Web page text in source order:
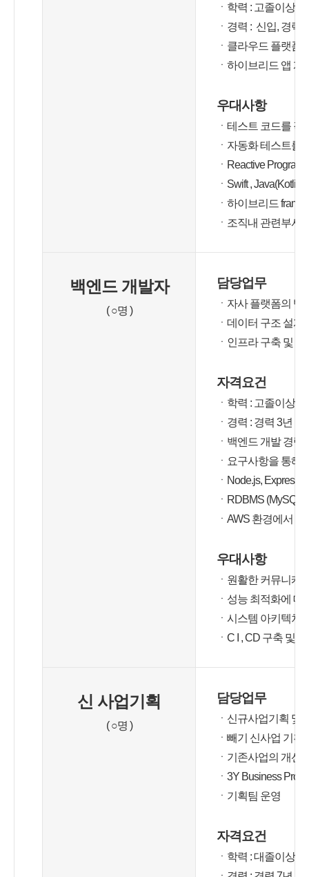
ㆍ학력 : 고졸이상
ㆍ경력 : 신입, 경력
ㆍ클라우드 플랫폼
ㆍ하이브리드 앱 개
우대사항
ㆍ테스트 코드를
ㆍ자동화 테스트를
ㆍReactive
ㆍSwift ,
ㆍ하이브리드
ㆍ조직내 관련부서
백엔드 개발자
( ○명 )
담당업무
ㆍ자사 플랫폼의
ㆍ데이터 구조 설계
ㆍ인프라 구축 및 관
자격요건
ㆍ학력 : 고졸이상
ㆍ경력 : 경력 3년 이
ㆍ백엔드 개발 경
ㆍ요구사항을 통해
ㆍNode.js,
ㆍRDBMS
ㆍAWS 환경에서
우대사항
ㆍ원활한 커뮤니케
ㆍ성능 최적화에
ㆍ시스템 아키텍처
ㆍC I , CD 구축 및
신 사업기획
( ○명 )
담당업무
ㆍ신규사업기획 및
ㆍ빼기 신사업 기획
ㆍ기존사업의 개선
ㆍ3Y Business
ㆍ기획팀 운영
자격요건
ㆍ학력 : 대졸이상